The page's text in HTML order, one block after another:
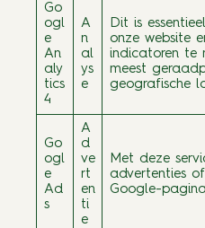
Go
ogl
e
An
aly
tics
4
A
n
al
ys
e
Dit is
onze website
indicatoren te
meest
geografische
Go
ogl
e
Ad
s
A
d
ve
rt
en
ti
e
Met deze
advertenties
Google-